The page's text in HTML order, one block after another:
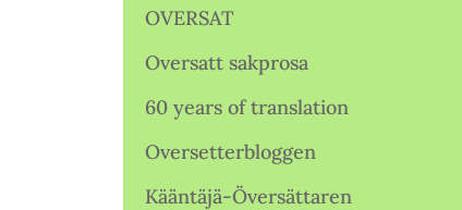
OVERSAT
Oversatt sakprosa
60 years of translation
Oversetterbloggen
Kääntäjä-Översättaren